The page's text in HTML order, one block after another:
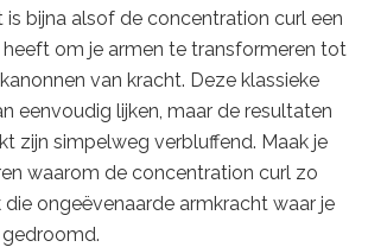
is bijna alsof de concentration curl een
om je armen te transformeren tot
van kracht. Deze klassieke
eenvoudig lijken, maar de resultaten
zijn simpelweg verbluffend. Maak je
waarom de concentration curl zo
die ongeëvenaarde armkracht waar je